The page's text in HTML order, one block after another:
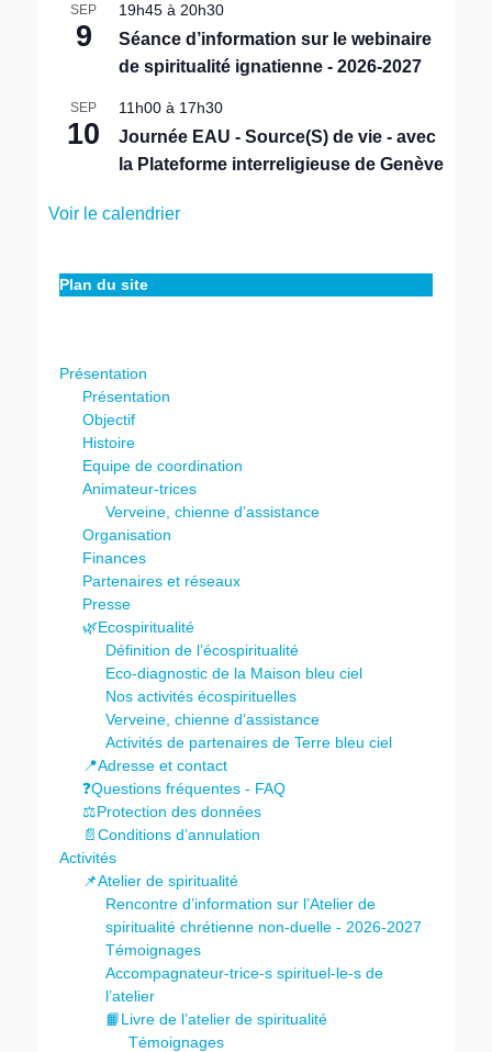
a
n
SEP
9
19h45 à 20h30
Séance d’information sur le webinaire
de spiritualité ignatienne - 2026-2027
SEP
10
11h00 à 17h30
Journée EAU - Source(S) de vie - avec
la Plateforme interreligieuse de Genève
Voir le calendrier
Plan du site
Présentation
Présentation
Objectif
Histoire
Equipe de coordination
Animateur-trices
Verveine, chienne d’assistance
Organisation
Finances
Partenaires et réseaux
Presse
🌿Ecospiritualité
Définition de l’écospiritualité
Eco-diagnostic de la Maison bleu ciel
Nos activités écospirituelles
Verveine, chienne d’assistance
Activités de partenaires de Terre bleu ciel
📍Adresse et contact
❓Questions fréquentes - FAQ
⚖️Protection des données
📄Conditions d’annulation
Activités
📌Atelier de spiritualité
Rencontre d’information sur l’Atelier de
spiritualité chrétienne non-duelle - 2026-2027
Témoignages
Accompagnateur-trice-s spirituel-le-s de
l’atelier
📙Livre de l’atelier de spiritualité
Témoignages